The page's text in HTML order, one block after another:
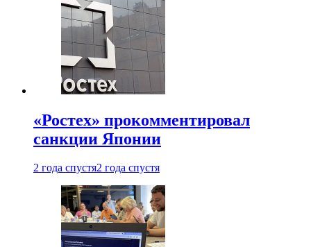
«Ростех» прокомментировал
санкции Японии
2 года спустя2 года спустя